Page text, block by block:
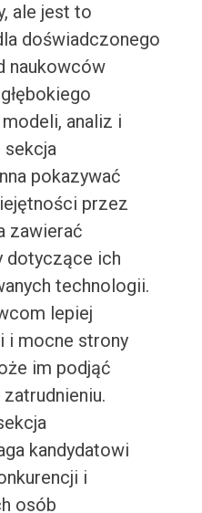
ale jest to
doświadczonego
naukowców
analiz i
sekcja
pokazywać
przez
zawierać
dotyczące ich
technologii.
lepiej
i mocne strony
im podjąć
kandydatowi
i
osób